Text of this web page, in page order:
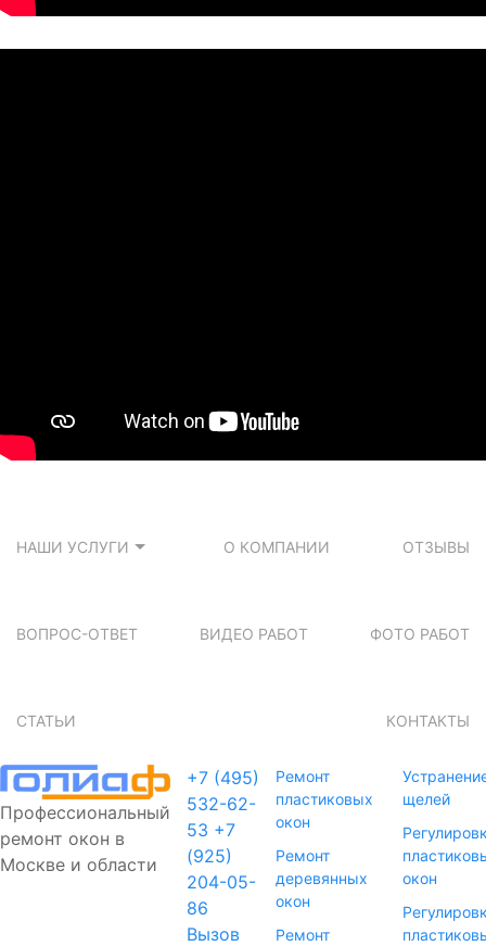
НАШИ УСЛУГИ О КОМПАНИИ ОТЗЫВЫ
ВОПРОС-ОТВЕТ ВИДЕО РАБОТ ФОТО РАБОТ
СТАТЬИ КОНТАКТЫ
Профессиональный
ремонт окон в
Москве и области
+7 (495)
532-62-
53 +7
(925)
204-05-
86
Вызов
Ремонт
пластиковых
окон
Ремонт
деревянных
окон
Ремонт
щелей
окон